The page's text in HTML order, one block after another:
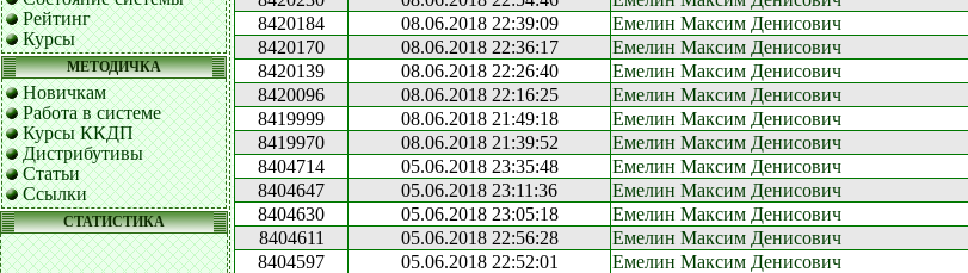
Рейтинг
Курсы
МЕТОДИЧКА
Новичкам
Работа в системе
Курсы ККДП
Дистрибутивы
Статьи
Ссылки
СТАТИСТИКА
8420184
08.06.2018 22:39:09 Емелин Максим Денисович
8420170
08.06.2018 22:36:17 Емелин Максим Денисович
8420139
08.06.2018 22:26:40 Емелин Максим Денисович
8420096
08.06.2018 22:16:25 Емелин Максим Денисович
8419999
08.06.2018 21:49:18 Емелин Максим Денисович
8419970
08.06.2018 21:39:52 Емелин Максим Денисович
8404714
05.06.2018 23:35:48 Емелин Максим Денисович
8404647
05.06.2018 23:11:36 Емелин Максим Денисович
8404630
05.06.2018 23:05:18 Емелин Максим Денисович
8404611
05.06.2018 22:56:28 Емелин Максим Денисович
8404597
05.06.2018 22:52:01 Емелин Максим Денисович